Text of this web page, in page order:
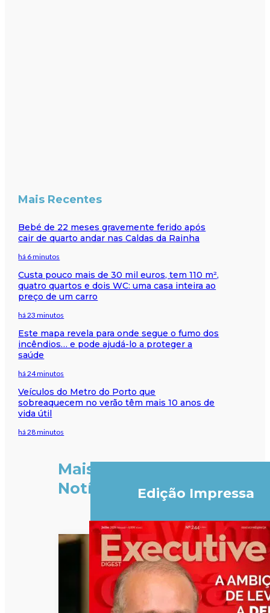
Mais Recentes
Bebé de 22 meses gravemente ferido após
cair de quarto andar nas Caldas da Rainha
há 6 minutos
Custa pouco mais de 30 mil euros, tem 110 m²,
quatro quartos e dois WC: uma casa inteira ao
preço de um carro
há 23 minutos
Este mapa revela para onde segue o fumo dos
incêndios… e pode ajudá-lo a proteger a
saúde
há 24 minutos
Veículos do Metro do Porto que
sobreaquecem no verão têm mais 10 anos de
vida útil
há 28 minutos
Mais
Notícias
Edição Impressa